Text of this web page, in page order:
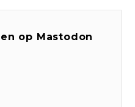
op Mastodon